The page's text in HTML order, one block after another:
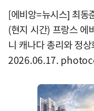
[에비앙=뉴시스] 최동
(현지 시간) 프랑스 에
니 캐나다 총리와 정
2026.06.17.